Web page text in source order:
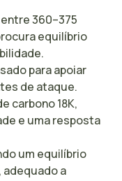
360–375
equilíbrio
para apoiar
de ataque.
carbono 18K,
e uma resposta
um equilíbrio
a